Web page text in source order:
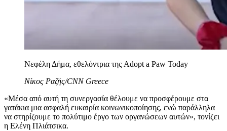
Νεφέλη Δήμα, εθελόντρια της Adopt a Paw Today
Νίκος Ραζής/CNN Greece
«Μέσα από αυτή τη συνεργασία θέλουμε να προσφέρουμε στα
γατάκια μια ασφαλή ευκαιρία κοινωνικοποίησης, ενώ παράλληλα
να στηρίζουμε το πολύτιμο έργο των οργανώσεων αυτών», τονίζει
η Ελένη Πλιάτσικα.